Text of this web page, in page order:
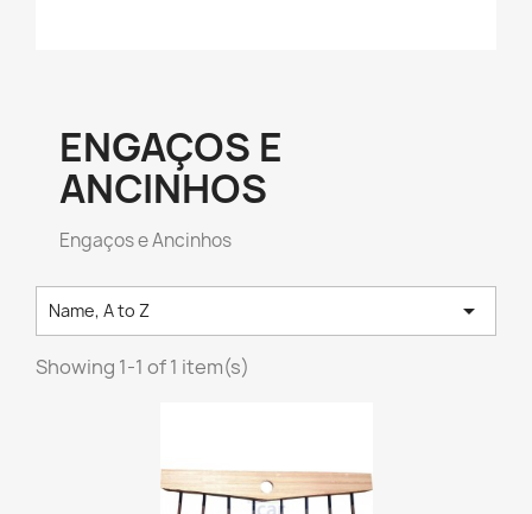
ENGAÇOS E
ANCINHOS
Engaços e Ancinhos
Name, A to Z 
Showing 1-1 of 1 item(s)